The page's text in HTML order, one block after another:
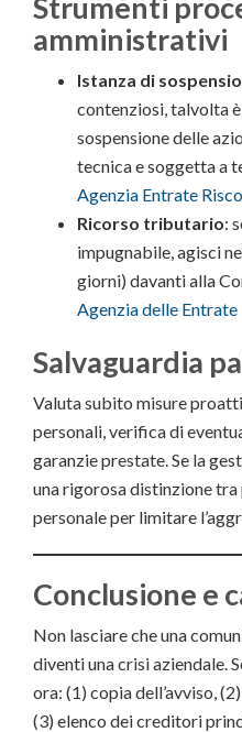
amministrativi
Istanza di
contenziosi, talvolta
sospensione delle
tecnica e soggetta a
Agenzia Entrate
Ricorso tributario:
impugnabile, agisci
giorni) davanti alla
Agenzia delle Entrate
Salvaguardia
Valuta subito misure
personali, verifica di
garanzie prestate. Se la
una rigorosa distinzione
personale per limitare
Conclusione e
Non lasciare che una
diventi una crisi aziendale.
ora: (1) copia dell’avviso,
(3) elenco dei creditori